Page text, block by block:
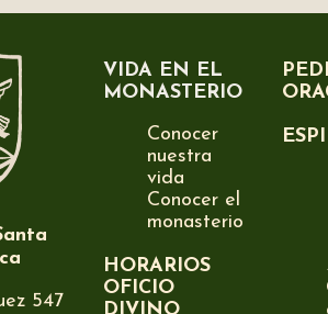
547
VIDA EN EL
MONASTERIO
Conocer
nuestra
vida
Conocer el
monasterio
HORARIOS
OFICIO